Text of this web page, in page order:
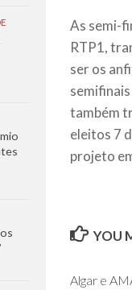
As semi-
RTP1,
ser os
também
eleitos 7
projeto
YOU
Algar e